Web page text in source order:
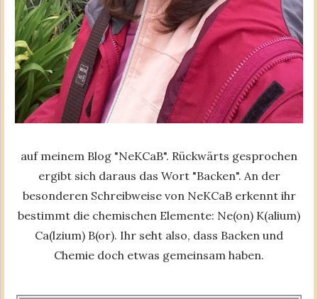
auf meinem Blog "NeKCaB". Rückwärts gesprochen
ergibt sich daraus das Wort "Backen". An der
besonderen Schreibweise von NeKCaB erkennt ihr
bestimmt die chemischen Elemente: Ne(on) K(alium)
Ca(lzium) B(or). Ihr seht also, dass Backen und
Chemie doch etwas gemeinsam haben.